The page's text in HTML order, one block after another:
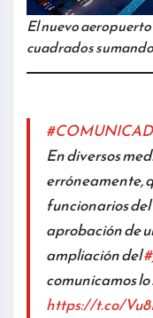
El nuevo
cuadrados
En diversos
erróneamente,
funcionarios del
aprobación de
ampliación del
comunicamos lo
https://t.co/